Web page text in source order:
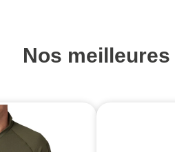
Nos meilleures